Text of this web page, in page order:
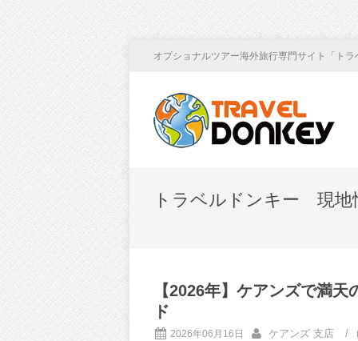
オプショナルツアー海外旅行専門サイト「ト
トラベルドンキー 現地
【2026年】ケアンズで満
ド
2026年06月16日 ケアンズ 支店 /